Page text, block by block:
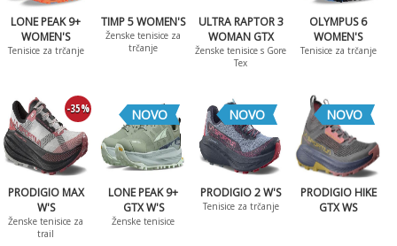
LONE PEAK 9+
WOMEN'S
Tenisice za trčanje
TIMP 5 WOMEN'S
Ženske tenisice za
trčanje
ULTRA RAPTOR 3
WOMAN GTX
Ženske tenisice s Gore
Tex
OLYMPUS 6
WOMEN'S
Tenisice za trčanje
-35%
PRODIGIO MAX
W'S
Ženske tenisice za
trail
NOVO
LONE PEAK 9+
GTX W'S
Ženske tenisice
NOVO
PRODIGIO 2 W'S
Tenisice za trčanje
NOVO
PRODIGIO HIKE
GTX WS